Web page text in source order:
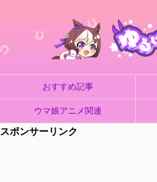
おすすめ記事
ウマ娘アニメ関連
スポンサーリンク